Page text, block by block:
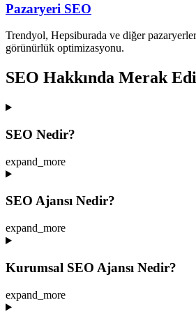
Pazaryeri SEO
Trendyol, Hepsiburada ve diğer
görünürlük optimizasyonu.
SEO Hakkında Merak
SEO Nedir?
expand_more
SEO Ajansı Nedir?
expand_more
Kurumsal SEO Ajansı Nedir?
expand_more